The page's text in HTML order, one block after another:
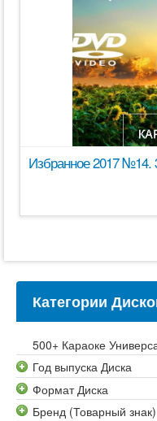
Избранное 2017 №14.
Категории
500+ Караоке
Год выпуска Диска
Формат Диска
Бренд (Товарный знак)